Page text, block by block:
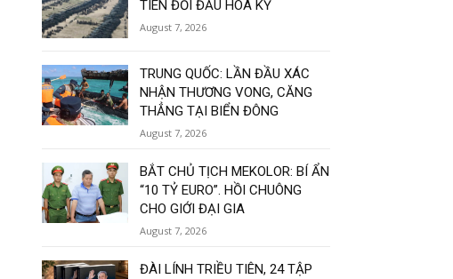
TIÊN ĐỐI ĐẦU HOA KỲ
August 7, 2026
TRUNG QUỐC: LẦN ĐẦU XÁC
NHẬN THƯƠNG VONG, CĂNG
THẲNG TẠI BIỂN ĐÔNG
August 7, 2026
BẮT CHỦ TỊCH MEKOLOR: BÍ ẨN
“10 TỶ EURO”. HỒI CHUÔNG
CHO GIỚI ĐẠI GIA
August 7, 2026
ĐÀI LÍNH TRIỀU TIÊN, 24 TẬP